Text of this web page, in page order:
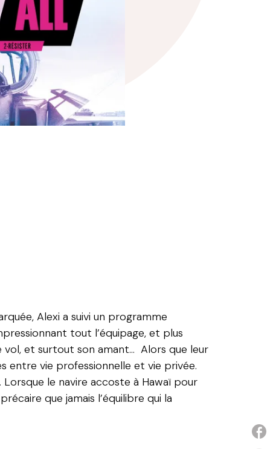
Alexi a suivi un programme
tout l’équipage, et plus
vol, et surtout son amant… Alors que leur
entre vie professionnelle et vie privée.
le navire accoste à Hawaï pour
que jamais l’équilibre qui la